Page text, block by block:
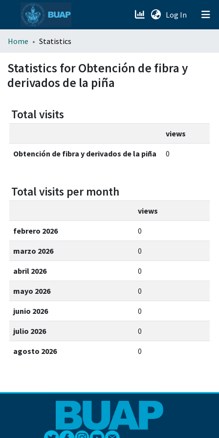
Log In (current)
menu.section.about_menu
All of DSpace
Home Statistics
Statistics for Obtención de fibra y
derivados de la piña
Total visits
views
Obtención de fibra y derivados de la piña 0
Total visits per month
views
febrero 2026 0
marzo 2026 0
abril 2026 0
mayo 2026 0
junio 2026 0
julio 2026 0
agosto 2026 0